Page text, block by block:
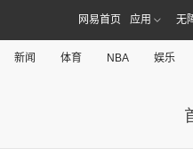
网易首页 应用 无
新闻 体育 NBA 娱乐